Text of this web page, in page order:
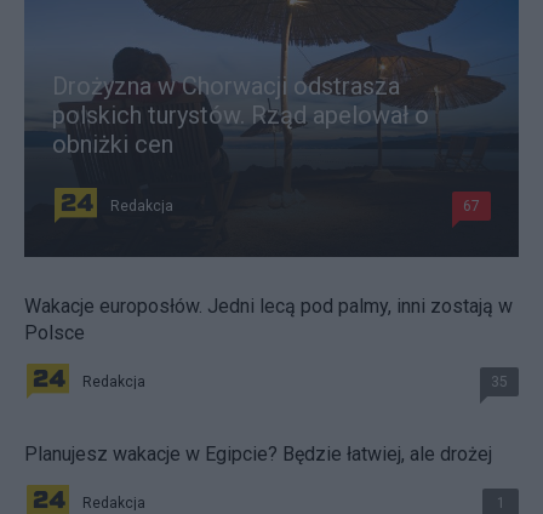
Drożyzna w Chorwacji odstrasza
polskich turystów. Rząd apelował o
obniżki cen
Redakcja 67
Wakacje europosłów. Jedni lecą pod palmy, inni zostają w
Polsce
Redakcja 35
Planujesz wakacje w Egipcie? Będzie łatwiej, ale drożej
Redakcja 1